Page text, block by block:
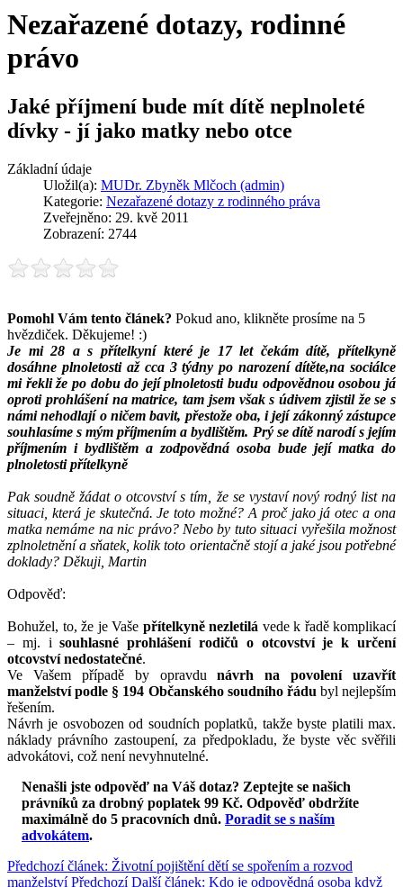
Nezařazené dotazy, rodinné
právo
Jaké příjmení bude mít dítě neplnoleté
dívky - jí jako matky nebo otce
Základní údaje
Uložil(a): MUDr. Zbyněk Mlčoch (admin)
Kategorie: Nezařazené dotazy z rodinného práva
Zveřejněno: 29. kvě 2011
Zobrazení: 2744
Pomohl Vám tento článek? Pokud ano, klikněte prosíme na 5
hvězdiček. Děkujeme! :)
Je mi 28 a s přítelkyní které je 17 let čekám dítě, přítelkyně
dosáhne plnoletosti až cca 3 týdny po narození dítěte,na sociálce
mi řekli že po dobu do její plnoletosti budu odpovědnou osobou já
oproti prohlášení na matrice, tam jsem však s údivem zjistil že se s
námi nehodlají o ničem bavit, přestože oba, i její zákonný zástupce
souhlasíme s mým příjmením a bydlištěm. Prý se dítě narodí s jejím
příjmením i bydlištěm a zodpovědná osoba bude její matka do
plnoletosti přítelkyně
Pak soudně žádat o otcovství s tím, že se vystaví nový rodný list na
situaci, která je skutečná. Je toto možné? A proč jako já otec a ona
matka nemáme na nic právo? Nebo by tuto situaci vyřešila možnost
zplnoletnění a sňatek, kolik toto orientačně stojí a jaké jsou potřebné
doklady? Děkuji, Martin
Odpověď:
Bohužel, to, že je Vaše přítelkyně nezletilá vede k řadě komplikací
– mj. isouhlasné prohlášení rodičů o otcovství je k určení
otcovství nedostatečné.
Ve Vašem případě by opravdunávrh na povolení uzavřít
manželství podle § 194 Občanského soudního řádu byl nejlepším
řešením.
Návrh je osvobozen od soudních poplatků, takže byste platili max.
náklady právního zastoupení, za předpokladu, že byste věc svěřili
advokátovi, což není nevyhnutelné.
Nenašli jste odpověď na Váš dotaz? Zeptejte se našich
právníků za drobný poplatek 99 Kč. Odpověď obdržíte
maximálně do 5 pracovních dnů. Poradit se s naším
advokátem.
Předchozí článek: Životní pojištění dětí se spořením a rozvod
manželstvíPředchozí Další článek: Kdo je odpovědná osoba když